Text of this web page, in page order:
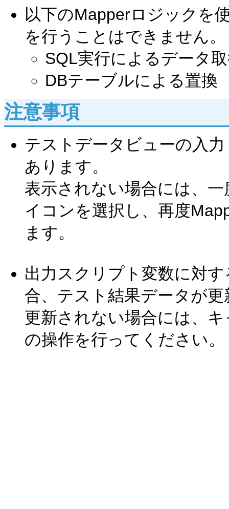
以下のMapperロジックを
を行うことはできません。
SQL実行によるデータ
DBテーブルによる置換
注意事項
テストデータビューの入
あります。
表示されない場合には、
イコンを選択し、再度
ます。
出力スクリプト変数に対
合、テスト結果データが
更新されない場合には、
の操作を行ってください。